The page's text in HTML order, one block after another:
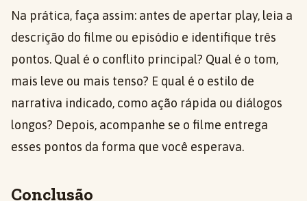
Na prática, faça assim: antes de apertar play, leia a
descrição do filme ou episódio e identifique três
pontos. Qual é o conflito principal? Qual é o tom,
mais leve ou mais tenso? E qual é o estilo de
narrativa indicado, como ação rápida ou diálogos
longos? Depois, acompanhe se o filme entrega
esses pontos da forma que você esperava.
Conclusão